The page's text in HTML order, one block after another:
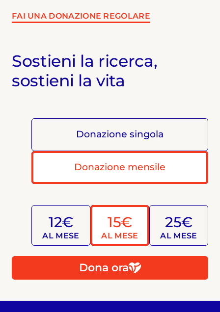
FAI UNA DONAZIONE REGOLARE
Sostieni la ricerca,
sostieni la vita
Donazione singola
Donazione mensile
12€
AL MESE
15€
AL MESE
25€
AL MESE
Dona ora